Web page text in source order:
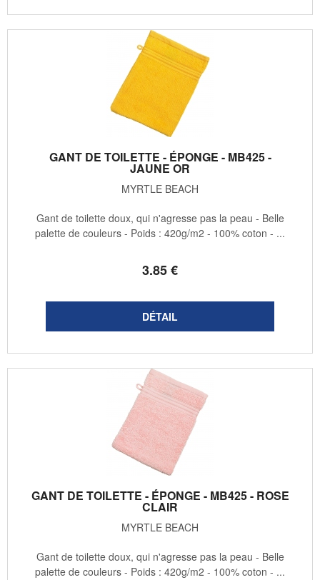
GANT DE TOILETTE - ÉPONGE - MB425 -
JAUNE OR
MYRTLE BEACH
3.85€
Gant de toilette doux, qui n'agresse pas la peau - Belle
palette de couleurs - Poids : 420g/m2 - 100% coton - ...
GANT DE TOILETTE - ÉPONGE - MB425 - ROSE
CLAIR
MYRTLE BEACH
Gant de toilette doux, qui n'agresse pas la peau - Belle
palette de couleurs - Poids : 420g/m2 - 100% coton - ...